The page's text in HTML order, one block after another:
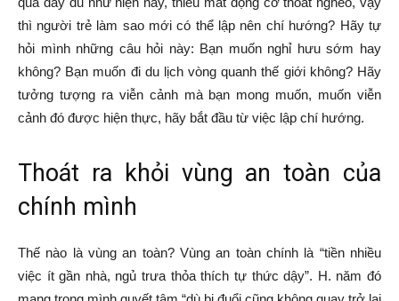
thì người trẻ làm sao mới có thể lập nên chí hướng? Hãy tự
hỏi mình những câu hỏi này: Bạn muốn nghỉ hưu sớm hay
không? Bạn muốn đi du lịch vòng quanh thế giới không? Hãy
tưởng tượng ra viễn cảnh mà bạn mong muốn, muốn viễn
cảnh đó được hiện thực, hãy bắt đầu từ việc lập chí hướng.
Thoát ra khỏi vùng an toàn của
chính mình
Thế nào là vùng an toàn? Vùng an toàn chính là “tiền nhiều
việc ít gần nhà, ngủ trưa thỏa thích tự thức dậy”. H. năm đó